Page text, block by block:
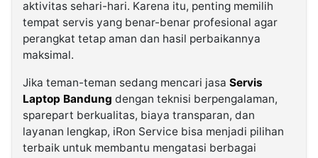
aktivitas sehari-hari. Karena itu, penting memilih
tempat servis yang benar-benar profesional agar
perangkat tetap aman dan hasil perbaikannya
maksimal.
Jika teman-teman sedang mencari jasa Servis
Laptop Bandung dengan teknisi berpengalaman,
sparepart berkualitas, biaya transparan, dan
layanan lengkap, iRon Service bisa menjadi pilihan
terbaik untuk membantu mengatasi berbagai